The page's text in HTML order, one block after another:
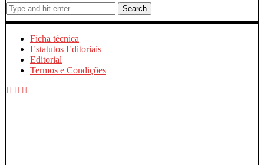
Search
Ficha técnica
Estatutos Editoriais
Editorial
Termos e Condições